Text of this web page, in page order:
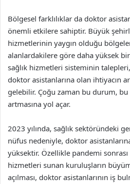
Bölgesel farklılıklar da doktor
önemli etkilere sahiptir. Büyük
hizmetlerinin yaygın olduğu
alanlardakilere göre daha yüksek
sağlık hizmetleri sisteminin
doktor asistanlarına olan ihtiyacın
gelebilir. Çoğu zaman bu durum,
artmasına yol açar.
2023 yılında, sağlık sektöründeki
nüfus nedeniyle, doktor
yüksektir. Özellikle pandemi
hizmetleri sunan kuruluşların
açılması, doktor asistanlarının iş